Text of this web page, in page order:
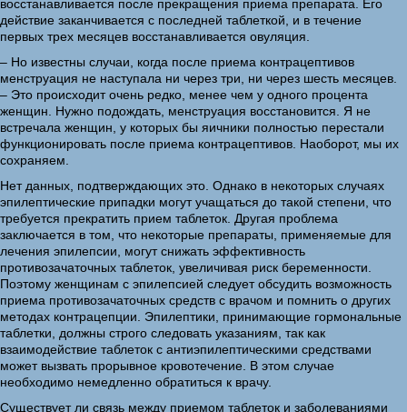
восстанавливается после прекращения приема препарата. Его
действие заканчивается с последней таблеткой, и в течение
первых трех месяцев восстанавливается овуляция.
– Но известны случаи, когда после приема контрацептивов
менструация не наступала ни через три, ни через шесть месяцев.
– Это происходит очень редко, менее чем у одного процента
женщин. Нужно подождать, менструация восстановится. Я не
встречала женщин, у которых бы яичники полностью перестали
функционировать после приема контрацептивов. Наоборот, мы их
сохраняем.
Нет данных, подтверждающих это. Однако в некоторых случаях
эпилептические припадки могут учащаться до такой степени, что
требуется прекратить прием таблеток. Другая проблема
заключается в том, что некоторые препараты, применяемые для
лечения эпилепсии, могут снижать эффективность
противозачаточных таблеток, увеличивая риск беременности.
Поэтому женщинам с эпилепсией следует обсудить возможность
приема противозачаточных средств с врачом и помнить о других
методах контрацепции. Эпилептики, принимающие гормональные
таблетки, должны строго следовать указаниям, так как
взаимодействие таблеток с антиэпилептическими средствами
может вызвать прорывное кровотечение. В этом случае
необходимо немедленно обратиться к врачу.
Существует ли связь между приемом таблеток и заболеваниями